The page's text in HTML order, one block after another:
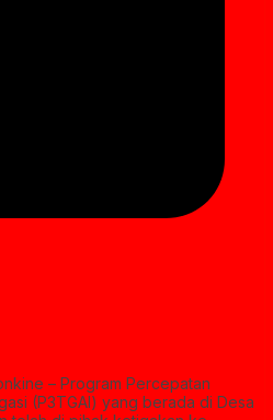
– Program Percepatan
(P3TGAI) yang berada di Desa